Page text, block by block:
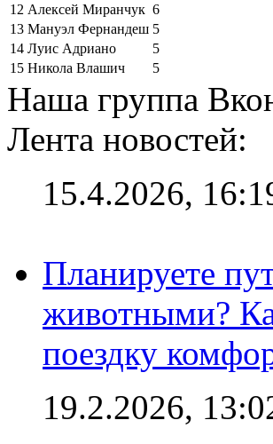
12 Алексей Миранчук 6
13 Мануэл Фернандеш 5
14 Луис Адриано
5
15 Никола Влашич 5
Наша группа
Лента новостей:
15.4.2026,
Планируете
животными?
поездку
19.2.2026,